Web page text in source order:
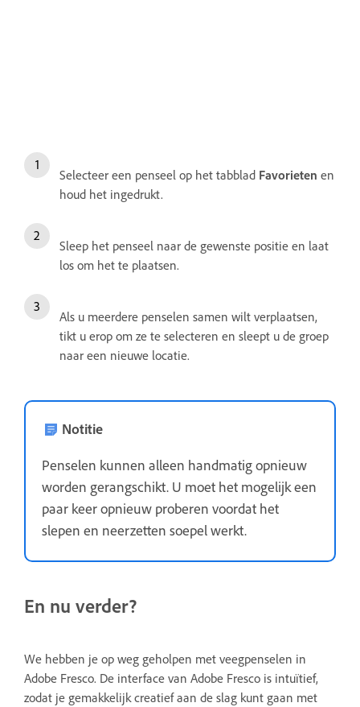
Selecteer een penseel op het tabblad Favorieten en
houd het ingedrukt.
Sleep het penseel naar de gewenste positie en laat
los om het te plaatsen.
Als u meerdere penselen samen wilt verplaatsen,
tikt u erop om ze te selecteren en sleept u de groep
naar een nieuwe locatie.
Notitie
Penselen kunnen alleen handmatig opnieuw
worden gerangschikt. U moet het mogelijk een
paar keer opnieuw proberen voordat het
slepen en neerzetten soepel werkt.
En nu verder?
We hebben je op weg geholpen met veegpenselen in
Adobe Fresco. De interface van Adobe Fresco is intuïtief,
zodat je gemakkelijk creatief aan de slag kunt gaan met